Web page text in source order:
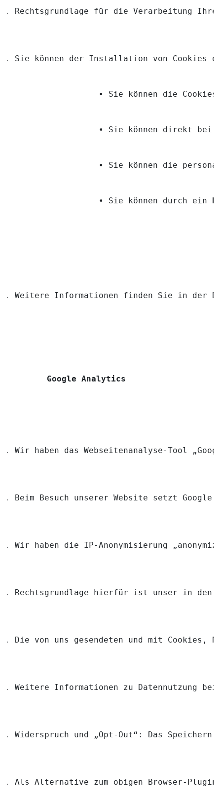
Rechtsgrundlage für die Verarbeitung
Sie können der Installation von Cookies
• Sie können die
• Sie können direkt bei
• Sie können die
                 • Sie können durch ein
Weitere Informationen finden Sie in der
Google Analytics
Wir haben das Webseitenanalyse-Tool
Beim Besuch unserer Website setzt
Wir haben die IP-Anonymisierung
Rechtsgrundlage hierfür ist unser in den
Die von uns gesendeten und mit Cookies,
Weitere Informationen zu Datennutzung
Widerspruch und „Opt-Out“: Das
Als Alternative zum obigen Browser-